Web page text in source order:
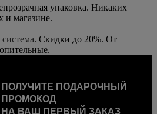
упаковка. Никаких
и магазине.
. Скидки до 20%. От
ПОЛУЧИТЕ ПОДАРОЧНЫЙ
ПРОМОКОД
НА ВАШ ПЕРВЫЙ ЗАКАЗ